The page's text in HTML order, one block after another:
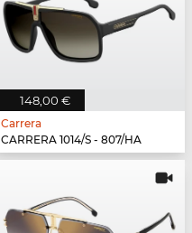
148,00 €
Carrera
CARRERA 1014/S - 807/HA